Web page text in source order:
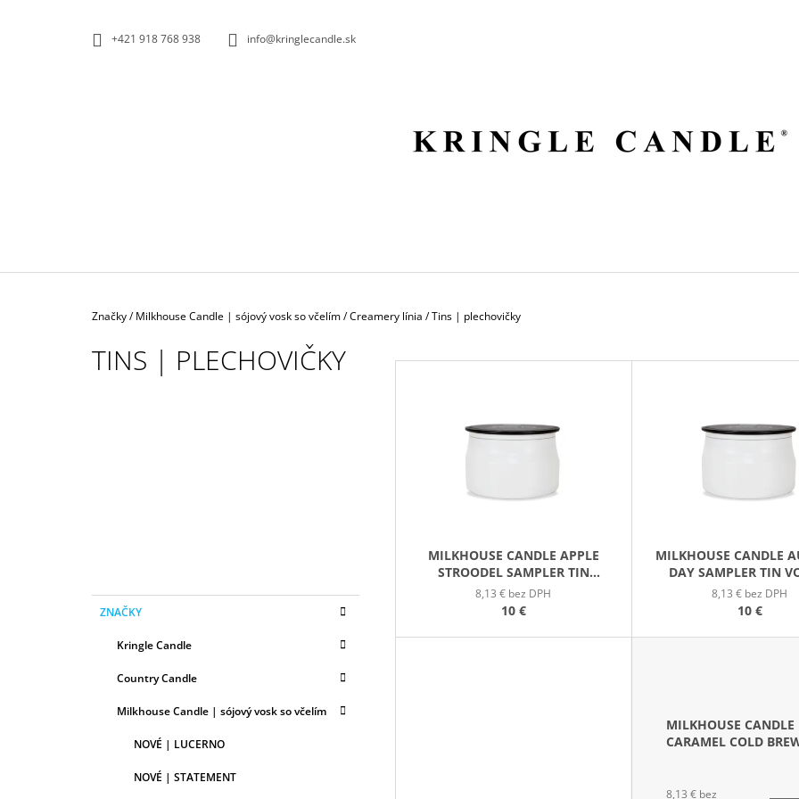
+421 918 768 938 info@kringlecandle.sk
Domov
Značky/ Milkhouse Candle | sójový vosk so včelím/Creamery línia /Tins | plechovičky
TINS | PLECHOVIČKY
kategórie
K
AZNAČKY
Kringle Candle
Country Candle
Milkhouse Candle | sójový vosk so včelím
NOVÉ | LUCERNO
NOVÉ | STATEMENT
V
MILKHOUSE CANDLE APPLE
STROODEL SAMPLER TIN
VONNÁ SVIEČKA V
PLECHOVIČKE 42G
8,13 € bez DPH
10 €
MILKHOUSE CANDLE
DAY SAMPLER TIN
SVIEČKA V8,13 € bez DPH
10 €
MILKHOUSE CANDLE
CARAMEL COLD
42G
8,13 € bez
SPÄŤ
SPÄŤ
51 €